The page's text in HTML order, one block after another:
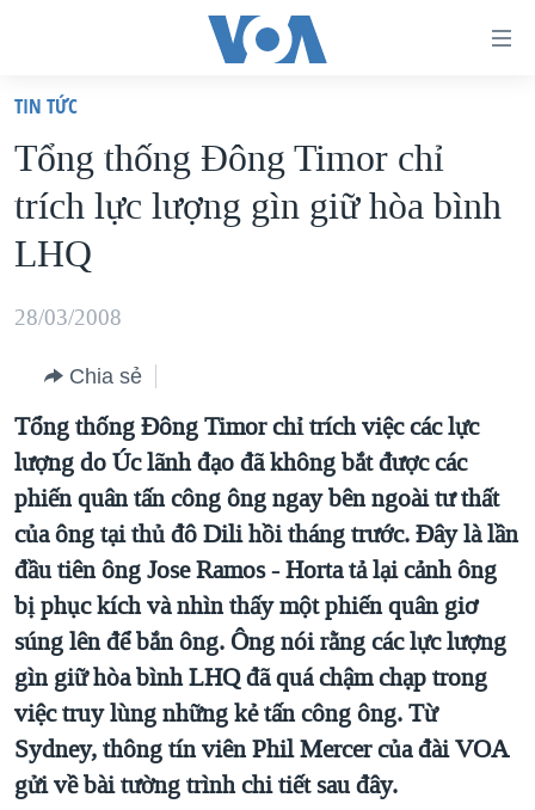
truy
cập
Tới
nội
chính
hướng
chính
Đi
tới
"Tìm"
VIỆT NAM
HOA KỲ
BIỂN ĐÔNG
THẾ GIỚI
DIỄN ĐÀN
MỤC
TỰ DO BÁO CHÍ
VẠCH TRẦN TIN GIẢ
NGƯỜI VIỆT HẢI NGOẠI
ĐỜI SỐNG
KINH TẾ
KHOA HỌC
SỨC KHOẺ
VĂN HOÁ
CHUYÊN ĐỀ
CHIẾN TRANH THƯƠNG MẠI CỦA MỸ: QUÁ KHỨ VÀ HIỆN
TẠI
HÀNH TRÌNH BẦU CỬ 2024
MỘT NĂM CHIẾN TRANH TẠI DẢI GAZA
GIẢI MÃ VÀNH ĐAI & CON ĐƯỜNG
NGÀY TỊ NẠN THẾ GIỚI
TRỊNH VĨNH BÌNH - NGƯỜI HẠ 'BÊN THẮNG CUỘC'
GROUND ZERO – XƯA VÀ NAY
HỌC TIẾNG ANH
VIDEO
NGHE
MẠNG XÃ HỘI
Ngôn ngữ khác
TIN TỨC
Tổng thống Đông Timor chỉ
trích lực lượng gìn giữ hòa bình
LHQ
28/03/2008
Chia sẻ
Tổng thống Đông Timor chỉ trích việc các lực
lượng do Úc lãnh đạo đã không bắt được các
phiến quân tấn công ông ngay bên ngoài tư thất
của ông tại thủ đô Dili hồi tháng trước. Đây là lần
đầu tiên ông Jose Ramos - Horta tả lại cảnh ông
bị phục kích và nhìn thấy một phiến quân giơ
súng lên để bắn ông. Ông nói rằng các lực lượng
gìn giữ hòa bình LHQ đã quá chậm chạp trong
việc truy lùng những kẻ tấn công ông. Từ
Sydney, thông tín viên Phil Mercer của đài VOA
gửi về bài tường trình chi tiết sau đây.